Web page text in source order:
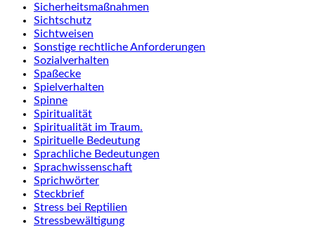
Sicherheitsmaßnahmen
Sichtschutz
Sichtweisen
Sonstige rechtliche Anforderungen
Sozialverhalten
Spaßecke
Spielverhalten
Spinne
Spiritualität
Spiritualität im Traum.
Spirituelle Bedeutung
Sprachliche Bedeutungen
Sprachwissenschaft
Sprichwörter
Steckbrief
Stress bei Reptilien
Stressbewältigung